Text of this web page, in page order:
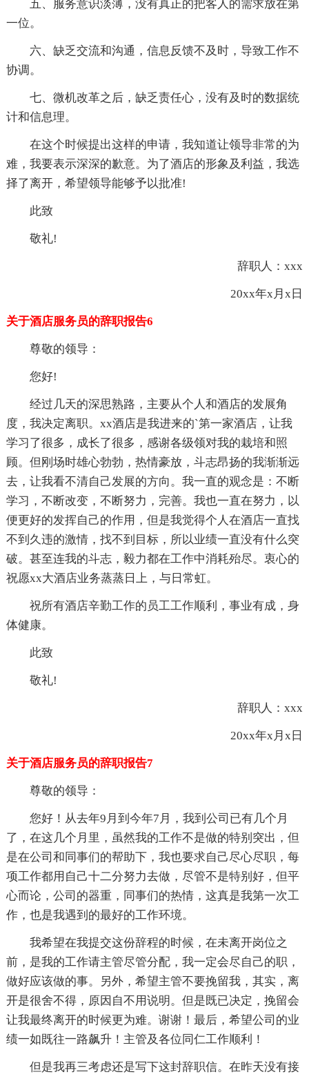
五、服务意识淡薄，没有真正的把客人的需求放在第
一位。
六、缺乏交流和沟通，信息反馈不及时，导致工作不
协调。
七、微机改革之后，缺乏责任心，没有及时的数据统
计和信息理。
在这个时候提出这样的申请，我知道让领导非常的为
难，我要表示深深的歉意。为了酒店的形象及利益，我选
择了离开，希望领导能够予以批准!
此致
敬礼!
辞职人：xxx
20xx年x月x日
关于酒店服务员的辞职报告6
尊敬的领导：
您好!
经过几天的深思熟路，主要从个人和酒店的发展角
度，我决定离职。xx酒店是我进来的`第一家酒店，让我
学习了很多，成长了很多，感谢各级领对我的栽培和照
顾。但刚场时雄心勃勃，热情豪放，斗志昂扬的我渐渐远
去，让我看不清自己发展的方向。我一直的观念是：不断
学习，不断改变，不断努力，完善。我也一直在努力，以
便更好的发挥自己的作用，但是我觉得个人在酒店一直找
不到久违的激情，找不到目标，所以业绩一直没有什么突
破。甚至连我的斗志，毅力都在工作中消耗殆尽。衷心的
祝愿xx大酒店业务蒸蒸日上，与日常虹。
祝所有酒店辛勤工作的员工工作顺利，事业有成，身
体健康。
此致
敬礼!
辞职人：xxx
20xx年x月x日
关于酒店服务员的辞职报告7
尊敬的领导：
您好！从去年9月到今年7月，我到公司已有几个月
了，在这几个月里，虽然我的工作不是做的特别突出，但
是在公司和同事们的帮助下，我也要求自己尽心尽职，每
项工作都用自己十二分努力去做，尽管不是特别好，但平
心而论，公司的器重，同事们的热情，这真是我第一次工
作，也是我遇到的最好的工作环境。
我希望在我提交这份辞程的时候，在未离开岗位之
前，是我的工作请主管尽管分配，我一定会尽自己的职，
做好应该做的事。另外，希望主管不要挽留我，其实，离
开是很舍不得，原因自不用说明。但是既已决定，挽留会
让我最终离开的时候更为难。谢谢！最后，希望公司的业
绩一如既往一路飙升！主管及各位同仁工作顺利！
但是我再三考虑还是写下这封辞职信。在昨天没有接